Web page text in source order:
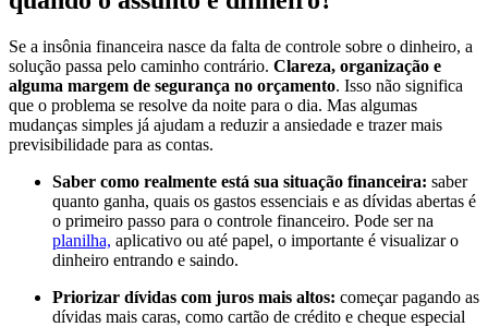
Se a insônia financeira nasce da falta de controle sobre o dinheiro, a
solução passa pelo caminho contrário. Clareza, organização e
alguma margem de segurança no orçamento. Isso não significa
que o problema se resolve da noite para o dia. Mas algumas
mudanças simples já ajudam a reduzir a ansiedade e trazer mais
previsibilidade para as contas.
Saber como realmente está sua situação financeira: saber
quanto ganha, quais os gastos essenciais e as dívidas abertas é
o primeiro passo para o controle financeiro. Pode ser na
planilha, aplicativo ou até papel, o importante é visualizar o
dinheiro entrando e saindo.
Priorizar dívidas com juros mais altos: começar pagando as
dívidas mais caras, como cartão de crédito e cheque especial